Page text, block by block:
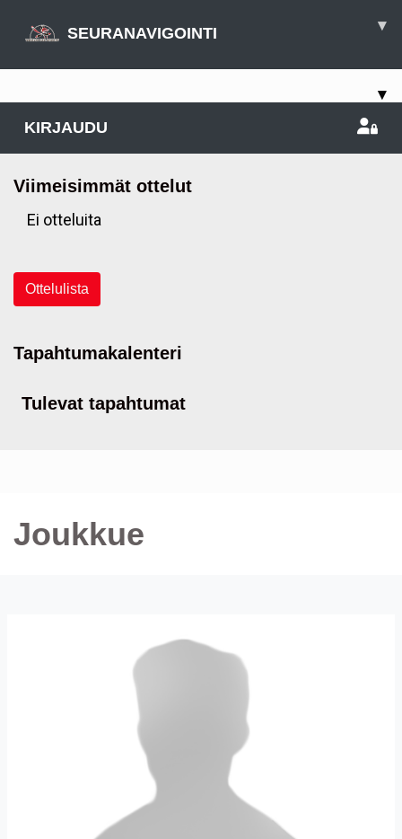
SEURANAVIGOINTI ▾
▾
KIRJAUDU
Viimeisimmät ottelut
Ei otteluita
Ottelulista
Tapahtumakalenteri
Tulevat tapahtumat
Joukkue